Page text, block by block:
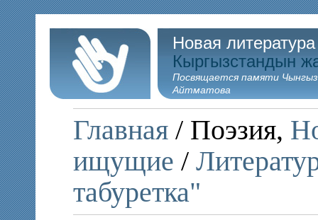
Новая
Кыргызстандын
Посвящается памяти
Айтматова
Главная / Поэзия,
ищущие /
табуретка"